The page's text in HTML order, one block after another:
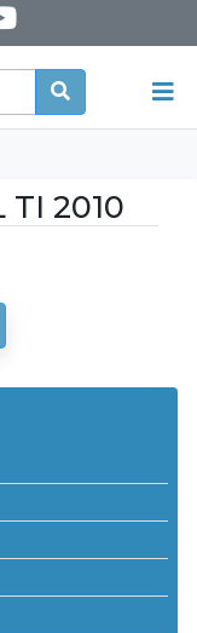
TI 2010